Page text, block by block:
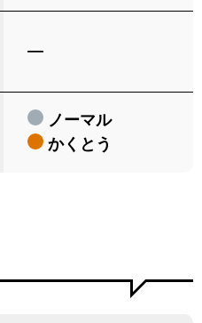
―
ノーマル
かくとう